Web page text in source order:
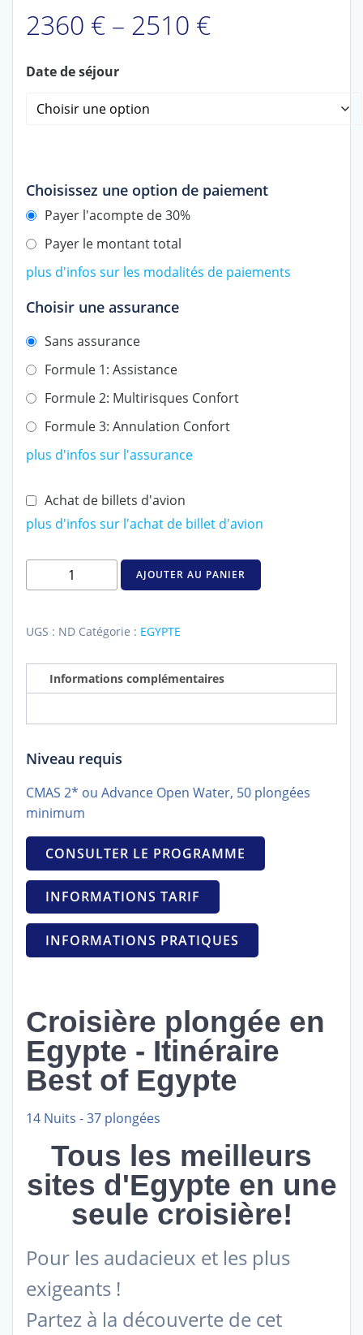
2360 € – 2510 €
Date de séjour
Choisissez une option de paiement
Payer l'acompte de 30%
Payer le montant total
plus d'infos sur les modalités de paiements
Choisir une assurance
Sans assurance
Formule 1: Assistance
Formule 2: Multirisques Confort
Formule 3: Annulation Confort
plus d'infos sur l'assurance
Achat de billets d'avion
plus d'infos sur l'achat de billet d'avion
quantité
de
plongée
Egypte
-
Best
of
AJOUTER AU PANIER
UGS : ND Catégorie : EGYPTE
Informations complémentaires
Niveau requis
CMAS 2* ou Advance Open Water, 50 plongées
minimum
CONSULTER LE PROGRAMME
INFORMATIONS TARIF
INFORMATIONS PRATIQUES
Croisière plongée en
Egypte - Itinéraire
Best of Egypte
14 Nuits - 37 plongées
Tous les meilleurs
sites d'Egypte en une
seule croisière!
Pour les audacieux et les plus
exigeants !
Partez à la découverte de cet